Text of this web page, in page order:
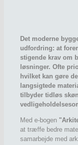
Det moderne
udfordring: at
stigende krav om
løsninger. Ofte
hvilket kan gøre
langsigtede
tilbyder tidløs
Med e-bogen
at træffe bedre
samarbejde med